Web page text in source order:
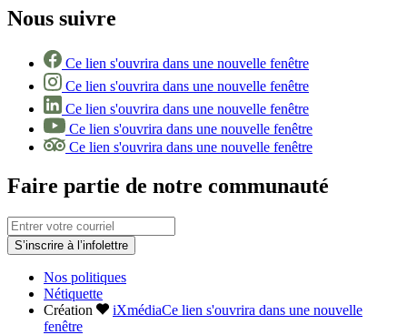
Nous suivre
Ce lien s'ouvrira dans une nouvelle fenêtre
Ce lien s'ouvrira dans une nouvelle fenêtre
Ce lien s'ouvrira dans une nouvelle fenêtre
Ce lien s'ouvrira dans une nouvelle fenêtre
Ce lien s'ouvrira dans une nouvelle fenêtre
Faire partie de notre communauté
S’inscrire à l’infolettre
Nos politiques
Nétiquette
Création
iXmédiaCe lien s'ouvrira dans une nouvelle
fenêtre